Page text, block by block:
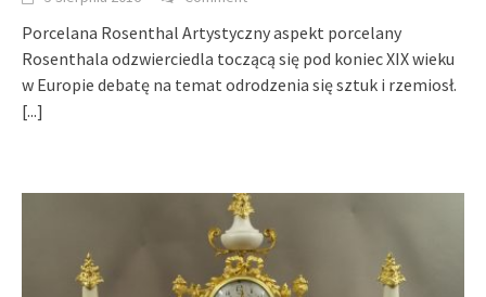
Porcelana Rosenthal Artystyczny aspekt porcelany
Rosenthala odzwierciedla toczącą się pod koniec XIX wieku
w Europie debatę na temat odrodzenia się sztuk i rzemiosł.
[...]